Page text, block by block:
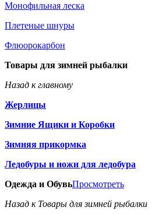
Монофильная леска
Плетеные шнуры
Флюорокарбон
Товары для зимней рыбалки
Назад к главному
Жерлицы
Зимние Ящики и Коробки
Зимняя прикормка
Ледобуры и ножи для ледобура
Одежда и ОбувьПросмотреть
Назад к Товары для зимней рыбалки